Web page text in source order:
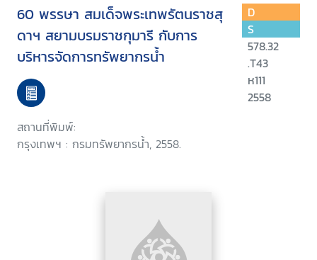
60 พรรษา สมเด็จพระเทพรัตนราชสุ
ดาฯ สยามบรมราชกุมารี กับการ
บริหารจัดการทรัพยากรน้ำ
สถานที่พิมพ์:
กรุงเทพฯ : กรมทรัพยากรน้ำ, 2558.
D
S
578.32
.T43
ห111
2558